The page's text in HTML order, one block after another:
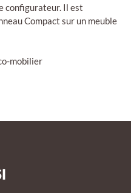
configurateur. Il est
Compact sur un meuble
mobilier